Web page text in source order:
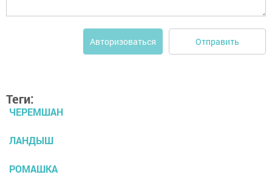
Авторизоваться Отправить
Теги:
ЧЕРЕМШАН
ЛАНДЫШ
РОМАШКА